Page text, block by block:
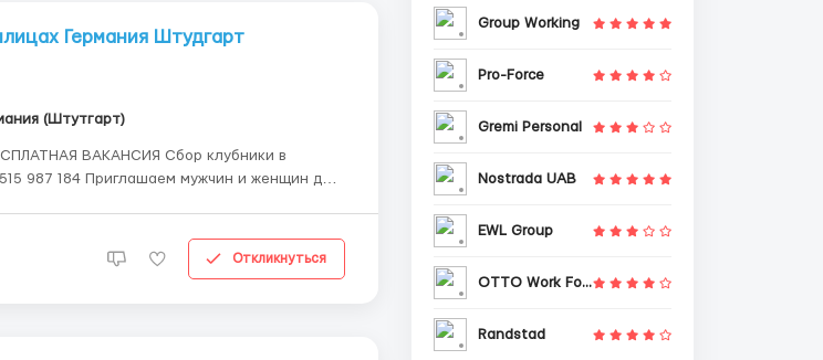
Германия Штудгарт
(Штутгарт)
ВАКАНСИЯ Сбор клубники в
Откликнуться
Group Working
Pro-Force
Gremi Personal
Nostrada UAB
EWL Group
OTTO Work Force
Randstad